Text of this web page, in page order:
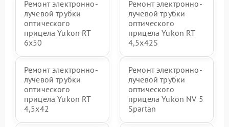
Ремонт электронно-
лучевой трубки
оптического
прицела Yukon RT
6x50
Ремонт электронно-
лучевой трубки
оптического
прицела Yukon RT
4,5х42S
Ремонт электронно-
лучевой трубки
оптического
прицела Yukon RT
4,5х42
Ремонт электронно-
лучевой трубки
оптического
прицела Yukon NV 5
Spartan